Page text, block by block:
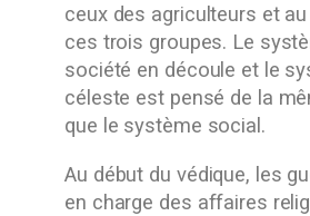
ceux des agriculteurs et
ces trois groupes. Le
société en découle et le
céleste est pensé de la
que le système social.
Au début du védique, les
en charge des affaires